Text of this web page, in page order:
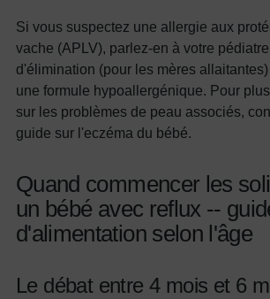
Si vous suspectez une allergie aux
vache (APLV), parlez-en à votre
d'élimination (pour les mères
une formule hypoallergénique. Pour
sur les problèmes de peau associés,
guide sur l'eczéma du bébé.
Quand commencer les
un bébé avec reflux --
d'alimentation selon l'âge
Le débat entre 4 mois et 6